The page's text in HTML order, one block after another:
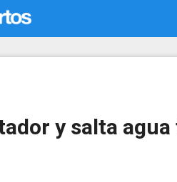
y salta